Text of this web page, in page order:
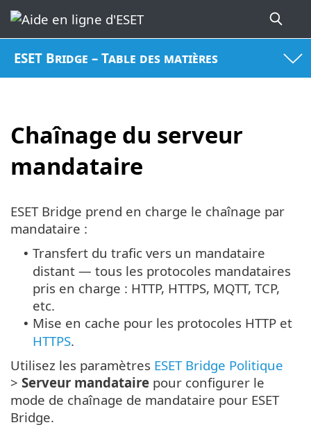
ESET Bridge – Table des matières
Chaînage du serveur
mandataire
ESET Bridge prend en charge le chaînage par
mandataire :
• Transfert du trafic vers un mandataire
distant — tous les protocoles mandataires
pris en charge : HTTP, HTTPS, MQTT, TCP,
etc.
• Mise en cache pour les protocoles HTTP et
HTTPS.
Utilisez les paramètres ESET Bridge Politique
> Serveur mandataire pour configurer le
mode de chaînage de mandataire pour ESET
Bridge.